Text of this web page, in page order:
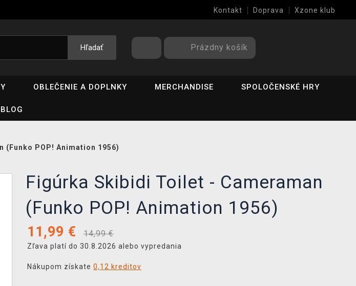
Kontakt Doprava Xzone klub
Hľadať Prázdny košík
OBLEČENIE A DOPLNKY MERCHANDISE SPOLOČENSKÉ HRY
BLOG
(Funko POP! Animation 1956)
Figúrka Skibidi Toilet - Cameraman
(Funko POP! Animation 1956)
11,99 € 14,99 €
Zľava platí do 30.8.2026 alebo vypredania
Nákupom získate 0,12 kreditov